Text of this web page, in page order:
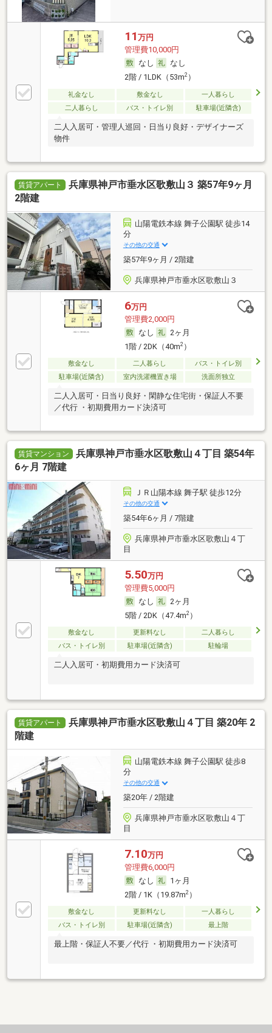
11 万円
管理費10,000円
なし
なし
2階 / 1LDK（53m2）
礼金なし 敷金なし
一人暮らし
二人暮らし
バス・トイレ別 駐車場(近隣含)
二人入居可・管理人巡回・日当り良好・デザイナーズ
物件
賃貸アパート
兵庫県神戸市垂水区歌敷山３ 築57年9ヶ月
2階建
山陽電鉄本線 舞子公園駅 徒歩14
分
その他の交通
築57年9ヶ月 / 2階建
兵庫県神戸市垂水区歌敷山３
6万円
管理費2,000円
なし
2ヶ月
1階 / 2DK（40m2）
敷金なし 二人暮らし
バス・トイレ別
駐車場(近隣含)
室内洗濯機置き場 洗面所独立
二人入居可・日当り良好・閑静な住宅街・保証人不要
／代行 ・初期費用カード決済可
賃貸マンション
兵庫県神戸市垂水区歌敷山４丁目 築54年
6ヶ月 7階建
ＪＲ山陽本線 舞子駅 徒歩12分
その他の交通
築54年6ヶ月 / 7階建
兵庫県神戸市垂水区歌敷山４丁
目
5.50万円
管理費5,000円
なし
2ヶ月
5階 / 2DK（47.4m2）
敷金なし 更新料なし
二人暮らし
バス・トイレ別
駐車場(近隣含) 駐輪場
二人入居可・初期費用カード決済可
賃貸アパート
兵庫県神戸市垂水区歌敷山４丁目 築20年 2
階建
山陽電鉄本線 舞子公園駅 徒歩8
分
その他の交通
築20年 / 2階建
兵庫県神戸市垂水区歌敷山４丁
目
7.10万円
管理費6,000円
なし
1ヶ月
2階 / 1K（19.87m2）
敷金なし 更新料なし
一人暮らし
バス・トイレ別
駐車場(近隣含) 最上階
最上階・保証人不要／代行 ・初期費用カード決済可